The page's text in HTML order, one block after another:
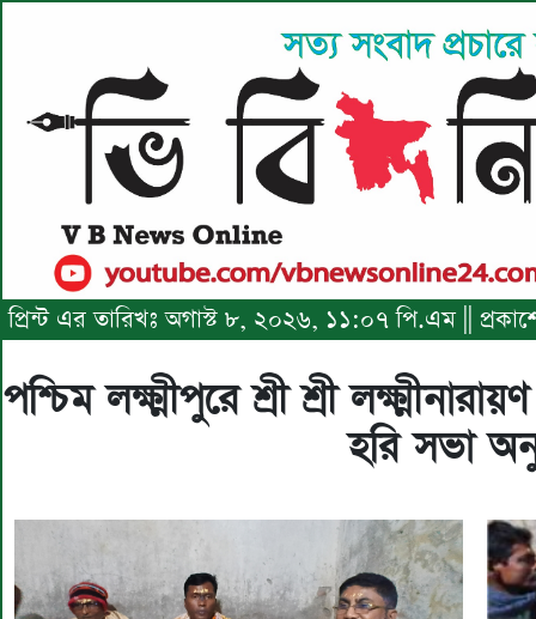
প্রিন্ট এর তারিখঃ অগাস্ট ৮, ২০২৬, ১১:০৭ পি.এম ||
পশ্চিম লক্ষ্মীপুরে শ্রী শ্রী
হরি সভা